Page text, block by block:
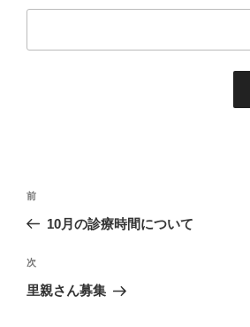
投
ビ
ゲ
過
去
投
稿
前
10月の診療時間について
次
の
次
里親さん募集